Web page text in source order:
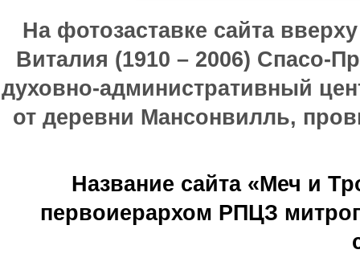
На фотозаставке сайта
Виталия (1910 – 2006) Спасо-
духовно-административный
от деревни Мансонвилль,
Название сайта «Меч и
первоиерархом РПЦЗ